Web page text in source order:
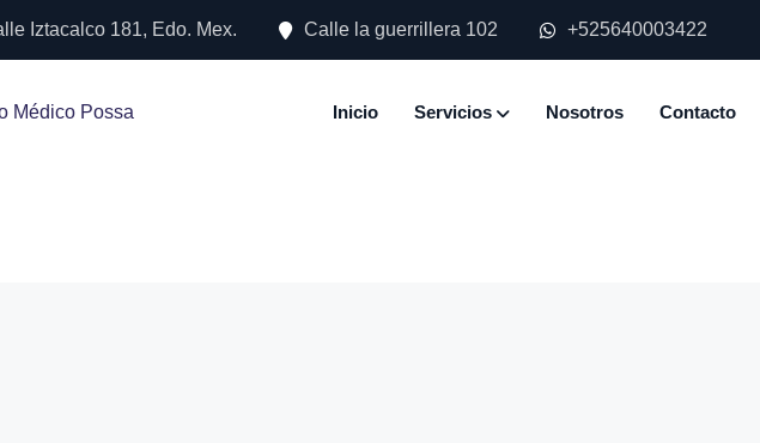
Iztacalco 181, Edo. Mex. Calle la guerrillera 102 +525640003422
Inicio Servicios Nosotros Contacto